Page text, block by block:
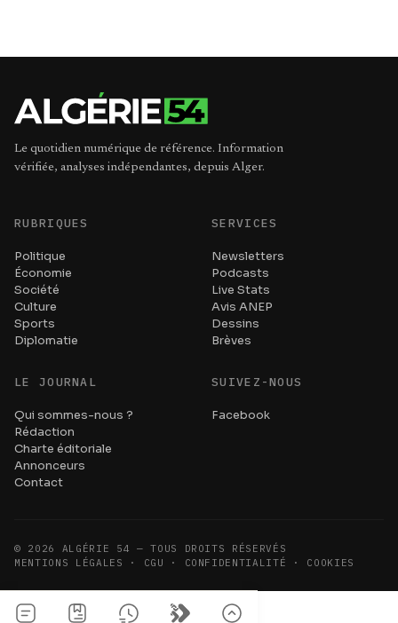
Le quotidien numérique de référence. Information
vérifiée, analyses indépendantes, depuis Alger.
RUBRIQUES
Politique
Économie
Société
Culture
Sports
Diplomatie
SERVICES
Newsletters
Podcasts
Live Stats
Avis ANEP
Dessins
Brèves
LE JOURNAL
Qui sommes-nous ?
Rédaction
Charte éditoriale
Annonceurs
Contact
SUIVEZ-NOUS
Facebook
© 2026
ALGÉRIE 54 — TOUS DROITS RÉSERVÉS
MENTIONS LÉGALES · CGU · CONFIDENTIALITÉ · COOKIES